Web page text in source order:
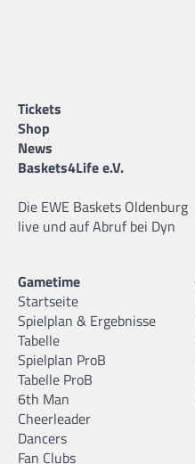
Tickets
Shop
News
Baskets4Life e.V.
Die EWE Baskets Oldenburg
live und auf Abruf bei Dyn
Gametime
Startseite
Spielplan & Ergebnisse
Tabelle
Spielplan ProB
Tabelle ProB
6th Man
Cheerleader
Dancers
Fan Clubs